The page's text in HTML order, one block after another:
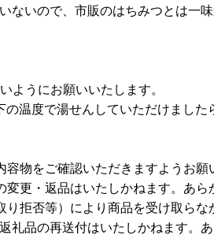
ないので、市販のはちみつとは一
ようにお願いいたします。
温度で湯せんしていただけました
物をご確認いただきますようお願
更・返品はいたしかねます。あら
拒否等）により商品を受け取らな
礼品の再送付はいたしかねます。